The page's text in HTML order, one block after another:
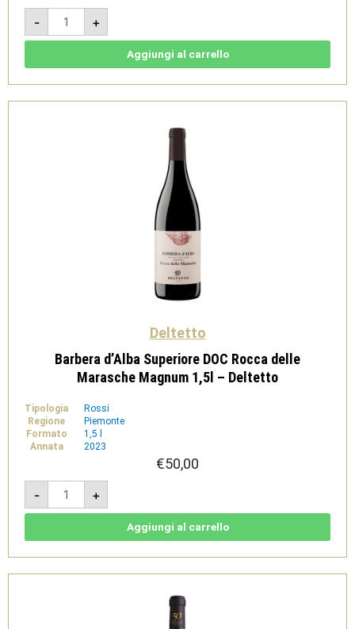
-
Barbera
d'Alba
Superiore
DOC
Jeroboam
-
+
Aggiungi al carrello
Deltetto
Barbera d’Alba Superiore DOC Rocca delle
Marasche Magnum 1,5l – Deltetto
Tipologia
Rossi
Regione
Piemonte
Formato
1,5 l
Annata
2023
€50,00
-
Barbera
d'Alba
Superiore
DOC
Magnum
-
+
Aggiungi al carrello